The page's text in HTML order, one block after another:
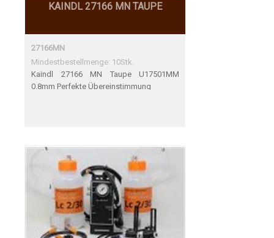
KAINDL 27166 MN TAUPE
27166MN
Mindestbestellmenge: 10Stk.
Kaindl 27166 MN Taupe U17501MM
0.8mm Perfekte Übereinstimmung